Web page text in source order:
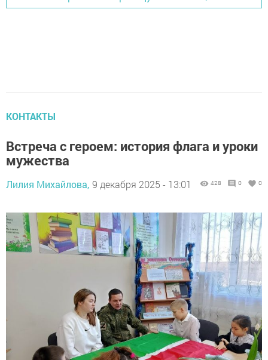
КОНТАКТЫ
Встреча с героем: история флага и уроки
мужества
Лилия Михайлова, 9 декабря 2025 - 13:01 428 0 0